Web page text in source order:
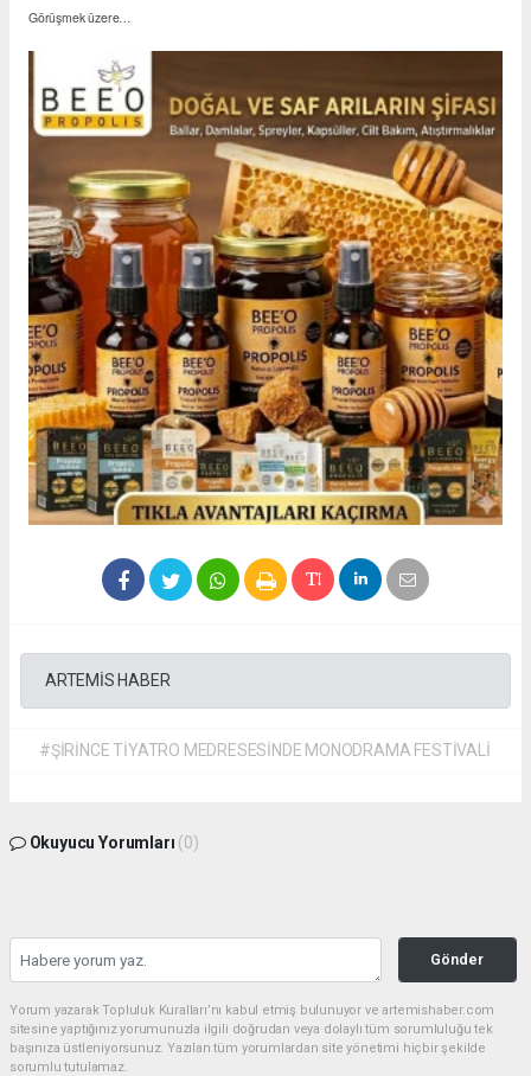
Görüşmek üzere…
ARTEMİS HABER
#ŞİRİNCE TİYATRO MEDRESESİNDE MONODRAMA FESTİVALİ
Okuyucu Yorumları (0)
Gönder
Yorum yazarak Topluluk Kuralları’nı kabul etmiş bulunuyor ve artemishaber.com
sitesine yaptığınız yorumunuzla ilgili doğrudan veya dolaylı tüm sorumluluğu tek
başınıza üstleniyorsunuz. Yazılan tüm yorumlardan site yönetimi hiçbir şekilde
sorumlu tutulamaz.